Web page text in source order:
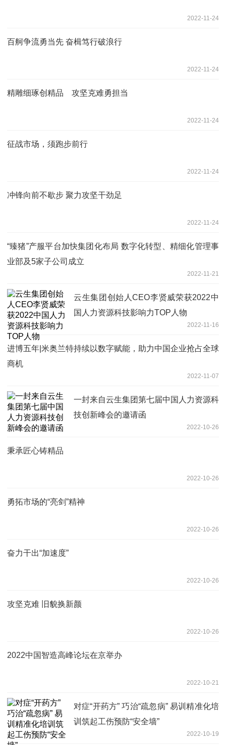
2022-11-24
百舸争流勇当先 奋楫笃行破浪行
2022-11-24
精雕细琢创精品 攻坚克难勇担当
2022-11-24
征战市场，须跑步前行
2022-11-24
冲锋向前不歇步 聚力攻坚干劲足
2022-11-24
“臻猪”产服平台加快集团化布局 数字化转型、精细化管理事
业部及5家子公司成立
2022-11-21
云生集团创始人CEO李贤威荣获2022中
国人力资源科技影响力TOP人物
2022-11-16
进博五年|米奥兰特持续以数字赋能，助力中国企业抢占全球
商机
2022-11-07
一封来自云生集团第七届中国人力资源科
技创新峰会的邀请函
2022-10-26
秉承匠心铸精品
2022-10-26
勇拓市场的“亮剑”精神
2022-10-26
奋力干出“加速度”
2022-10-26
攻坚克难 旧貌换新颜
2022-10-26
2022中国智造高峰论坛在京举办
2022-10-21
对症“开药方” 巧治“疏忽病” 易训精准化培
训筑起工伤预防“安全墙”
2022-10-19